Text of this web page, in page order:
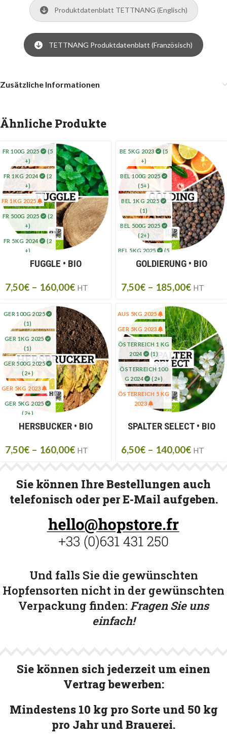
Produktdatenblatt TETTNANG (Englisch)
TETTNANG Produktdatenblatt (Französisch)
Zusätzliche Informationen
Ähnliche Produkte
FR 100G 2025
(5
+)
FR 1KG 2024
(2
+)
FR 1KG 2025
FR 500G 2025
(2
+)
FR 5KG 2024
(2
+)
FR 5KG 2025
(20
FUGGLE • BIO
7,50€ – 160,00€ HT
BE 5KG 2023
(5
+)
BEL 100G 2025
(5+)
BEL 1KG 2025
(1)
BEL 500G 2025
(2+)
BEL 5KG 2025
(5
+)
GOLDIERUNG • BIO
7,50€ – 185,00€ HT
GER 100G 2025
(1)
GER 1KG 2025
(1)
GER 500G 2025
(2+)
GER 5KG 2023
GER 5KG 2025
(2+)
HERSBUCKER • BIO
7,50€ – 160,00€ HT
AUS 5KG 2025
GER 5KG 2023
ÖSTERREICH 1 KG
2024
(1)
ÖSTERREICH 100
G 2024
(2+)
ÖSTERREICH 5 KG
2023
G 2024
(1)
2024
SPALTER SELECT • BIO
6,50€ – 140,00€ HT
Sie können Ihre Bestellungen auch
telefonisch oder per E-Mail aufgeben.
Und falls Sie die gewünschten
Hopfensorten nicht in der gewünschten
Verpackung finden: Fragen Sie uns
einfach!
Sie können sich jederzeit um einen
Vertrag bewerben:
Mindestens 10 kg pro Sorte und 50 kg
pro Jahr und Brauerei.